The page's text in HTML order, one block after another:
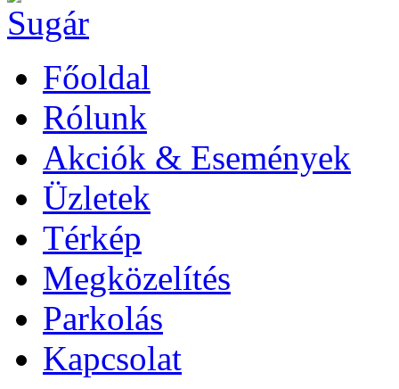
Főoldal
Rólunk
Akciók & Események
Üzletek
Térkép
Megközelítés
Parkolás
Kapcsolat